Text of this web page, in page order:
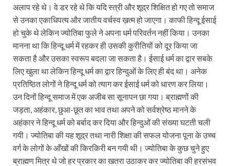
अलाप रहे थे। वे डर रहे थे कि यदि स्त्री और शूद्र शिक्षित हो गए तो समाज
से उनका एकाधिपत्य और जातीय वर्चस्व ख़त्म हो जाएगा। काफी हिन्दू ईसाई
हो चुके थे लेकिन ज्योतिबा फुले ने अपना धर्म परिवर्तन नहीं किया। उनका
मानना था कि हिन्दू धर्म में रहकर ही उसकी कुरीतियों को दूर किया जा
सकता है और उसका स्वरूप बदला जा सकता है। ईसाई धर्म का द्वार सबके
लिए खुला था लेकिन हिन्दू धर्म का द्वार हिन्दुओं के लिए ही बंद था। अनेक
प्रतिष्ठित लोगों ने हिन्दू धर्म को त्याग कर ईसाई धर्म को धारण कर लिया।
उन दिनों हिन्दू समाज में एक अजीब सा सूनापन छा गया। ब्राह्मणों की
जड़ता, अहंकार, छुआ-छूत का भाव तथा अपने को सर्वश्रेष्ठ मानने के
अहंकार ने हिन्दू धर्म को बर्बाद कर दिया और हिन्दुओं की संख्या घटती चली
गयी। ज्योतिबा की यह शूद्र तथा नारी शिक्षा की सफल योजना पूना के उच्च
वर्ग के लोगों के आँखों की किरकिरी बन गयी थी। ज्योतिबा के कुछ चुने हुए
ब्राह्मण मित्र थे जो हर प्रकार का खतरा उठाकर कर ज्योतिबा की हरसंभव